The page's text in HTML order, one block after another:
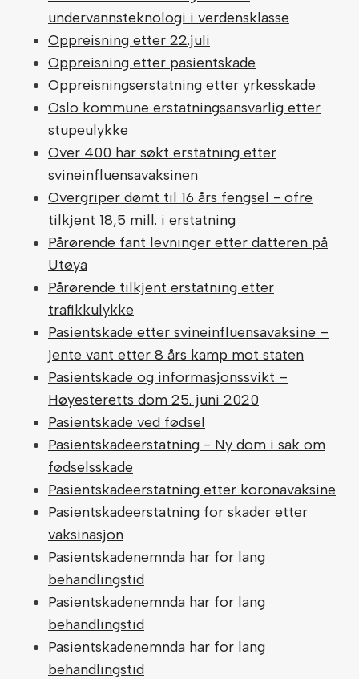
undervannsteknologi i verdensklasse
Oppreisning etter 22.juli
Oppreisning etter pasientskade
Oppreisningserstatning etter yrkesskade
Oslo kommune erstatningsansvarlig etter
stupeulykke
Over 400 har søkt erstatning etter
svineinfluensavaksinen
Overgriper dømt til 16 års fengsel - ofre
tilkjent 18,5 mill. i erstatning
Pårørende fant levninger etter datteren på
Utøya
Pårørende tilkjent erstatning etter
trafikkulykke
Pasientskade etter svineinfluensavaksine –
jente vant etter 8 års kamp mot staten
Pasientskade og informasjonssvikt –
Høyesteretts dom 25. juni 2020
Pasientskade ved fødsel
Pasientskadeerstatning - Ny dom i sak om
fødselsskade
Pasientskadeerstatning etter koronavaksine
Pasientskadeerstatning for skader etter
vaksinasjon
Pasientskadenemnda har for lang
behandlingstid
Pasientskadenemnda har for lang
behandlingstid
Pasientskadenemnda har for lang
behandlingstid